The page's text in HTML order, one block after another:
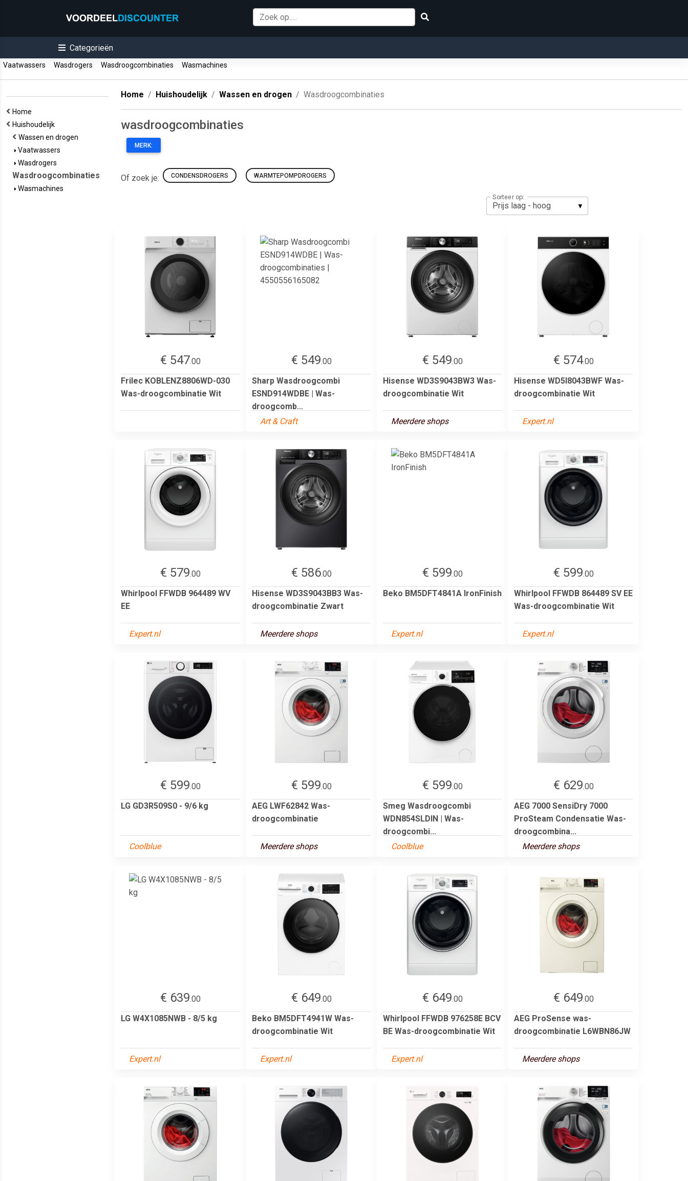
Categorieën
Vaatwassers Wasdrogers Wasdroogcombinaties Wasmachines
Home
Huishoudelijk
Wassen en drogen
Vaatwassers
Wasdrogers
Wasdroogcombinaties
Wasmachines
Home Huishoudelijk Wassen en drogen Wasdroogcombinaties
wasdroogcombinaties
MERK:
Of zoek je: CONDENSDROGERS WARMTEPOMPDROGERS
Sorteer op:
€ 547.00
Frilec KOBLENZ8806WD-030
Was-droogcombinatie Wit
€ 549.00
Sharp Wasdroogcombi
ESND914WDBE | Was-
droogcomb...
Art & Craft
€ 549.00
Hisense WD3S9043BW3 Was-
droogcombinatie Wit
Meerdere shops
€ 574.00
Hisense WD5I8043BWF Was-
droogcombinatie Wit
Expert.nl
€ 579.00
Whirlpool FFWDB 964489 WV
EE
Expert.nl
€ 586.00
Hisense WD3S9043BB3 Was-
droogcombinatie Zwart
Meerdere shops
€ 599.00
Beko BM5DFT4841A IronFinish
Expert.nl
€ 599.00
Whirlpool FFWDB 864489 SV EE
Was-droogcombinatie Wit
Expert.nl
€ 599.00
LG GD3R509S0 - 9/6 kg
Coolblue
€ 599.00
AEG LWF62842 Was-
droogcombinatie
Meerdere shops
€ 599.00
Smeg Wasdroogcombi
WDN854SLDIN | Was-
droogcombi...
Coolblue
€ 629.00
AEG 7000 SensiDry 7000
ProSteam Condensatie Was-
droogcombina...
Meerdere shops
€ 639.00
LG W4X1085NWB - 8/5 kg
Expert.nl
€ 649.00
Beko BM5DFT4941W Was-
droogcombinatie Wit
Expert.nl
€ 649.00
Whirlpool FFWDB 976258E BCV
BE Was-droogcombinatie Wit
Expert.nl
€ 649.00
AEG ProSense was-
droogcombinatie L6WBN86JW
Meerdere shops